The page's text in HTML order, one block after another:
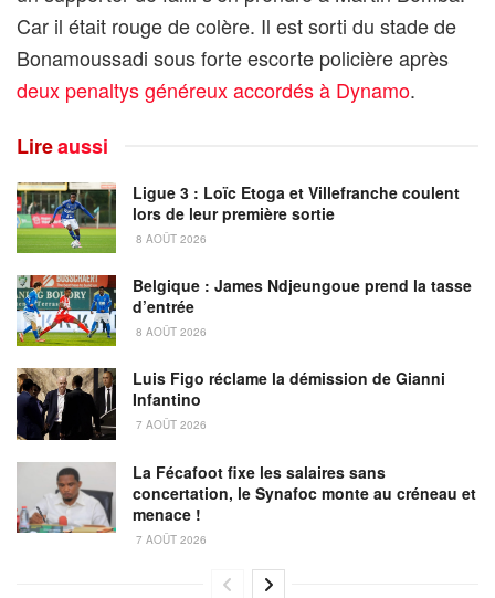
Car il était rouge de colère. Il est sorti du stade de
Bonamoussadi sous forte escorte policière après
deux penaltys généreux accordés à Dynamo.
Lireaussi
Ligue 3 : Loïc Etoga et Villefranche coulent
lors de leur première sortie
8 AOÛT 2026
Belgique : James Ndjeungoue prend la tasse
d’entrée
8 AOÛT 2026
Luis Figo réclame la démission de Gianni
Infantino
7 AOÛT 2026
La Fécafoot fixe les salaires sans
concertation, le Synafoc monte au créneau et
menace !
7 AOÛT 2026